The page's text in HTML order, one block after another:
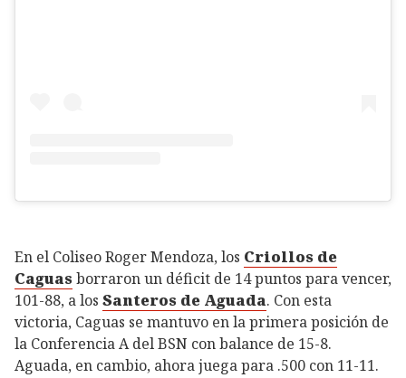
En el Coliseo Roger Mendoza, los Criollos de
Caguas borraron un déficit de 14 puntos para vencer,
101-88, a los Santeros de Aguada. Con esta
victoria, Caguas se mantuvo en la primera posición de
la Conferencia A del BSN con balance de 15-8.
Aguada, en cambio, ahora juega para .500 con 11-11.